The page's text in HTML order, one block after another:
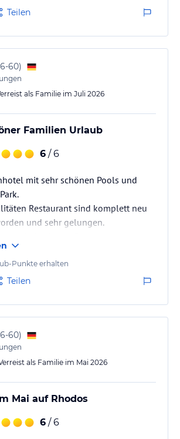
ausgestattet.
Teilen
60)
als Familie im Juli 2026
Familien Urlaub
6 / 6
mit sehr schönen Pools und
Restaurant sind komplett neu
und sehr gelungen.
mit sehr freundlichen,
kompetenten Mitarbeitern.
die Rezeption für den tollen Service!
Punkte erhalten
Teilen
60)
als Familie im Mai 2026
Mai auf Rhodos
6 / 6